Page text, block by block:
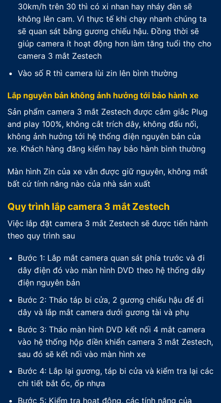
30km/h trên 30 thì có xi nhan hay nháy đèn sẽ
không lên cam. Vì thực tế khi chạy nhanh chúng ta
sẽ quan sát bằng gương chiếu hậu. Đồng thời sẽ
giúp camera ít hoạt động hơn làm tăng tuổi thọ cho
camera 3 mắt Zestech
Vào số R thì camera lùi zin lên bình thường
Lắp nguyên bản không ảnh hưởng tới bảo hành xe
Sản phẩm camera 3 mắt Zestech được cắm giắc Plug
and play 100%, không cắt trích dây, không đấu nối,
không ảnh hưởng tới hệ thống điện nguyên bản của
xe. Khách hàng đăng kiểm hay bảo hành bình thường
Màn hình Zin của xe vẫn được giữ nguyên, không mất
bất cứ tính năng nào của nhà sản xuất
Quy trình lắp camera 3 mắt Zestech
Việc lắp đặt camera 3 mắt Zestech sẽ được tiến hành
theo quy trình sau
Bước 1: Lắp mắt camera quan sát phía trước và đi
dây điện đó vào màn hình DVD theo hệ thống dây
điện nguyên bản
Bước 2: Tháo táp bi cửa, 2 gương chiếu hậu để đi
dây và lắp mắt camera dưới gương tài và phụ
Bước 3: Tháo màn hình DVD kết nối 4 mắt camera
vào hệ thống hộp điền khiển camera 3 mắt Zestech,
sau đó sẽ kết nối vào màn hình xe
Bước 4: Lắp lại gương, táp bi cửa và kiểm tra lại các
chi tiết bắt ốc, ốp nhựa
Bước 5: Kiểm tra hoạt động, các tính năng của